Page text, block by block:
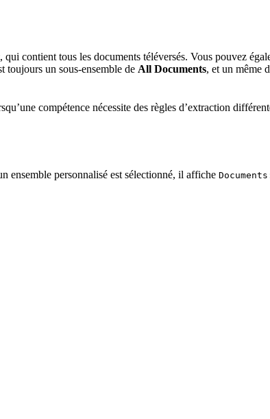
qui contient tous les documents téléversés. Vous pouvez
toujours un sous-ensemble de All Documents, et un même
compétence nécessite des règles d’extraction
ensemble personnalisé est sélectionné, il affiche